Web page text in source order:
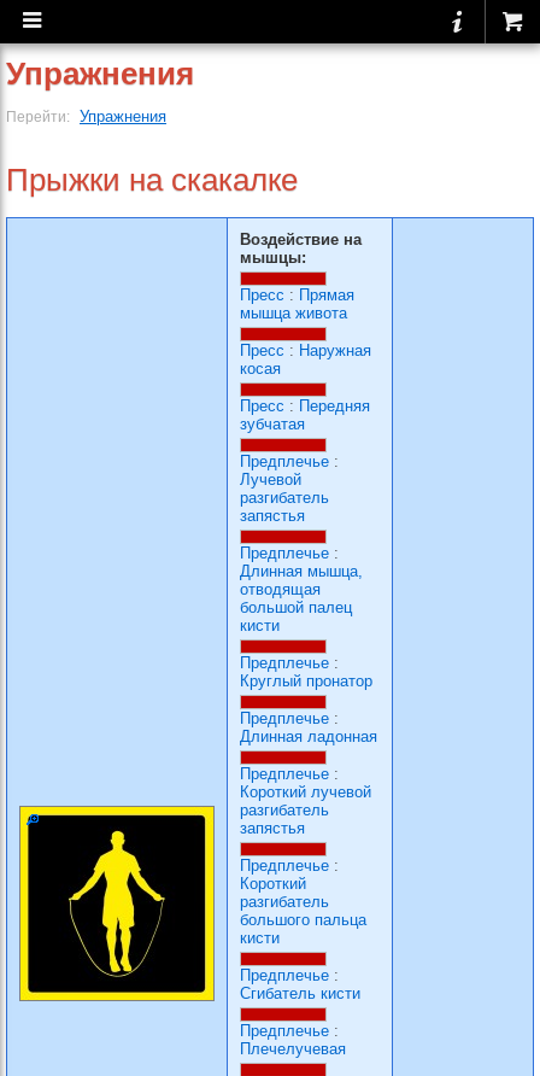
Упражнения
Перейти: Упражнения
Прыжки на скакалке
Воздействие на
мышцы:
Пресс : Прямая
мышца живота
Пресс : Наружная
косая
Пресс : Передняя
зубчатая
Предплечье :
Лучевой
разгибатель
запястья
Предплечье :
Длинная мышца,
отводящая
большой палец
кисти
Предплечье :
Круглый пронатор
Предплечье :
Длинная ладонная
Предплечье :
Короткий лучевой
разгибатель
запястья
Предплечье :
Короткий
разгибатель
большого пальца
кисти
Предплечье :
Сгибатель кисти
Предплечье :
Плечелучевая